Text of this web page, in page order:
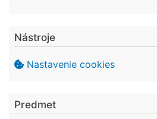
Nástroje
Nastavenie cookies
Predmet